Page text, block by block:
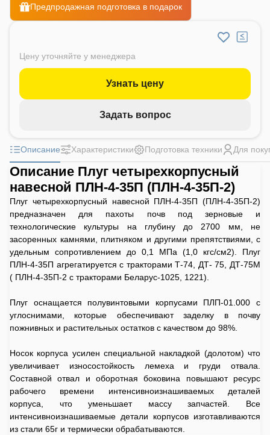
Предпродажная подготовка в подарок
Цену уточняйте у менеджера
Узнать цену
Задать вопрос
Описание Характеристики Подготовка техники Для
Описание Плуг четырехкорпусный
навесной ПЛН-4-35П (ПЛН-4-35П-2)
Плуг четырехкорпусный навесной ПЛН-4-35П (ПЛН-4-35П-2)
предназначен для пахоты почв под зерновые и
технологические культуры на глубину до 2700 мм, не
засоренных камнями, плитняком и другими препятствиями, с
удельным сопротивлением до 0,1 МПа (1,0 кгс/см2). Плуг
ПЛН-4-35П агрегатируется с тракторами Т-74, ДТ- 75, ДТ-75М
( ПЛН-4-35П-2 с тракторами Беларус-1025, 1221).
Плуг оснащается полувинтовыми корпусами ПЛП-01.000 с
углоснимами, которые обеспечивают заделку в почву
пожнивных и растительных остатков с качеством до 98%.
Носок корпуса усилен специальной накладкой (долотом) что
увеличивает износостойкость лемеха и груди отвала.
Составной отвал и оборотная боковина повышают ресурс
рабочего времени интенсивноизнашиваемых деталей
корпуса, что уменьшает массу запчастей. Все
интенсивноизнашиваемые детали корпусов изготавливаются
из стали 65г и термически обрабатываются.